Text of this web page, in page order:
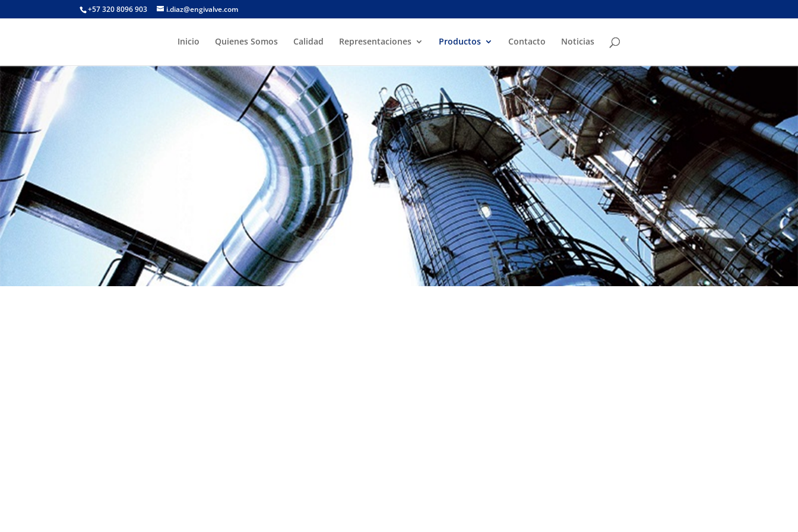
+57 320 8096 903 i.diaz@engivalve.com
Inicio Quienes Somos Calidad Representaciones Productos Contacto Noticias
Trampas
Construimos Trampas de acuerdo a necesidades específicas. Distribuimos
Trampas de empresas reconocidas internacionalmente a las cuales
representamos. Abajo algunas de nuestras Trampas.